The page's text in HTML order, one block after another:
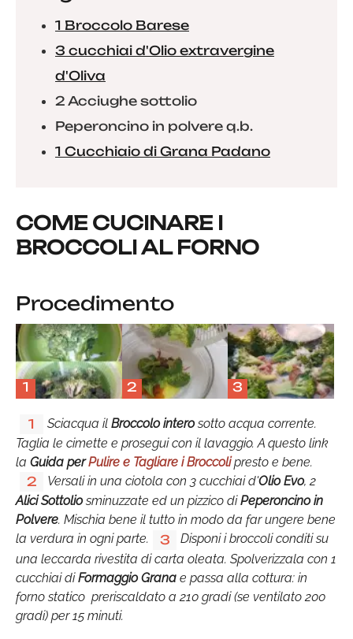
1 Broccolo Barese
3 cucchiai d'Olio extravergine
d'Oliva
2 Acciughe sottolio
Peperoncino in polvere q.b.
1 Cucchiaio di Grana Padano
COME CUCINARE I
BROCCOLI AL FORNO
Procedimento
1 2 3
1 Sciacqua il Broccolo interosotto acqua corrente.
Taglia le cimette e prosegui con il lavaggio. A questo link
la Guida perPulire e Tagliare i Broccolipresto e bene.
2 Versali in una ciotola con 3 cucchiai d'Olio Evo, 2
Alici Sottoliosminuzzate ed un pizzico diPeperoncino in
Polvere. Mischia bene il tutto in modo da far ungere bene
la verdura in ogni parte.
3
Disponi i broccoli conditi su
una leccarda rivestita di carta oleata. Spolverizzala con 1
cucchiai diFormaggio Grana e passa alla cottura: in
forno statico preriscaldato a 210 gradi (se ventilato 200
gradi) per 15 minuti.